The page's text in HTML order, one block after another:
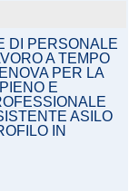
DI PERSONALE
A TEMPO
PER LA
E
ASILO
IN